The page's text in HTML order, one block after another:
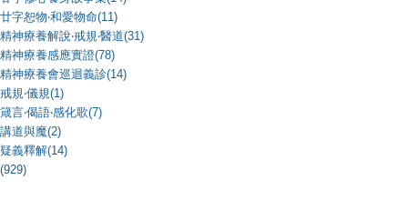
廿字恕物‧和愛物命(11)
精神療養解說‧戒規‧醫道(31)
精神療養感應實證(78)
精神療養會巡迴義診(14)
戒規‧儀規(1)
箴言‧偈語‧感化歌(7)
講道與魔(2)
疑義釋解(14)
(929)